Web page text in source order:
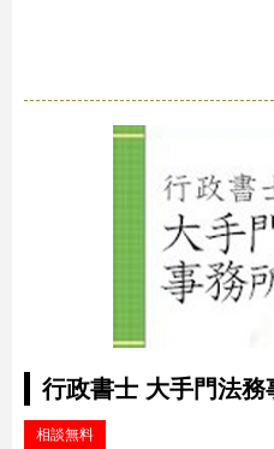
行政書士 大手門法務
相談無料